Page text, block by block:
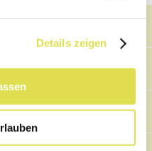
Details zeigen
eine
einer